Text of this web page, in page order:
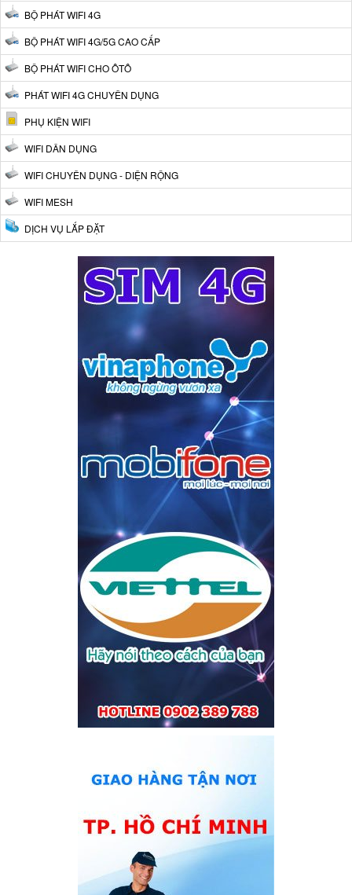
BỘ PHÁT WIFI 4G
BỘ PHÁT WIFI 4G/5G CAO CẤP
BỘ PHÁT WIFI CHO ÔTÔ
PHÁT WIFI 4G CHUYÊN DỤNG
PHỤ KIỆN WIFI
WIFI DÂN DỤNG
WIFI CHUYÊN DỤNG - DIỆN RỘNG
WIFI MESH
DỊCH VỤ LẮP ĐẶT